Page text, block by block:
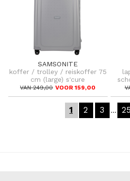
SAMSONITE
koffer / trolley / reiskoffer 75
cm (large) s'cure
VAN 249,00 VOOR 159,00
1 2 3 ... 25